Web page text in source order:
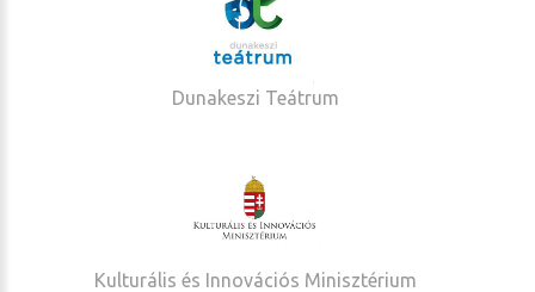
Dunakeszi Teátrum
Kulturális és Innovációs Minisztérium